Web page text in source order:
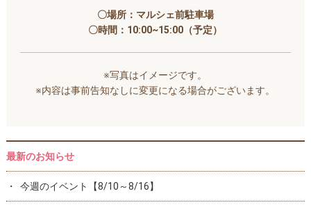
〇場所：マルシェ前駐車場
〇時間：10:00~15:00（予定）
※写真はイメージです。
※内容は事前告知なしに変更になる場合がございます。
最新のお知らせ
今週のイベント【8/10～8/16】